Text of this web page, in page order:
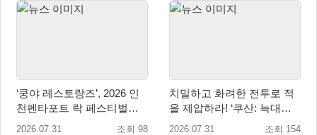
‘쿵야 레스토랑즈’, 2026 인
천펜타포트 락 페스티벌서
굿즈·키즈존 운영
2026.07.31 조회 98
치밀하고 화려한 전투로 적
을 제압하라! ‘쿠산: 늑대들
의 도시’, 오늘 정식 출시
2026.07.31 조회 154